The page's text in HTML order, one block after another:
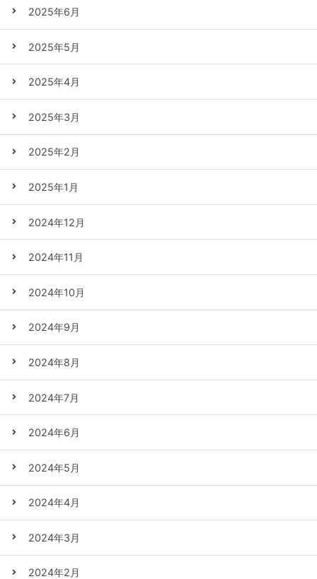
2025年6月
2025年5月
2025年4月
2025年3月
2025年2月
2025年1月
2024年12月
2024年11月
2024年10月
2024年9月
2024年8月
2024年7月
2024年6月
2024年5月
2024年4月
2024年3月
2024年2月